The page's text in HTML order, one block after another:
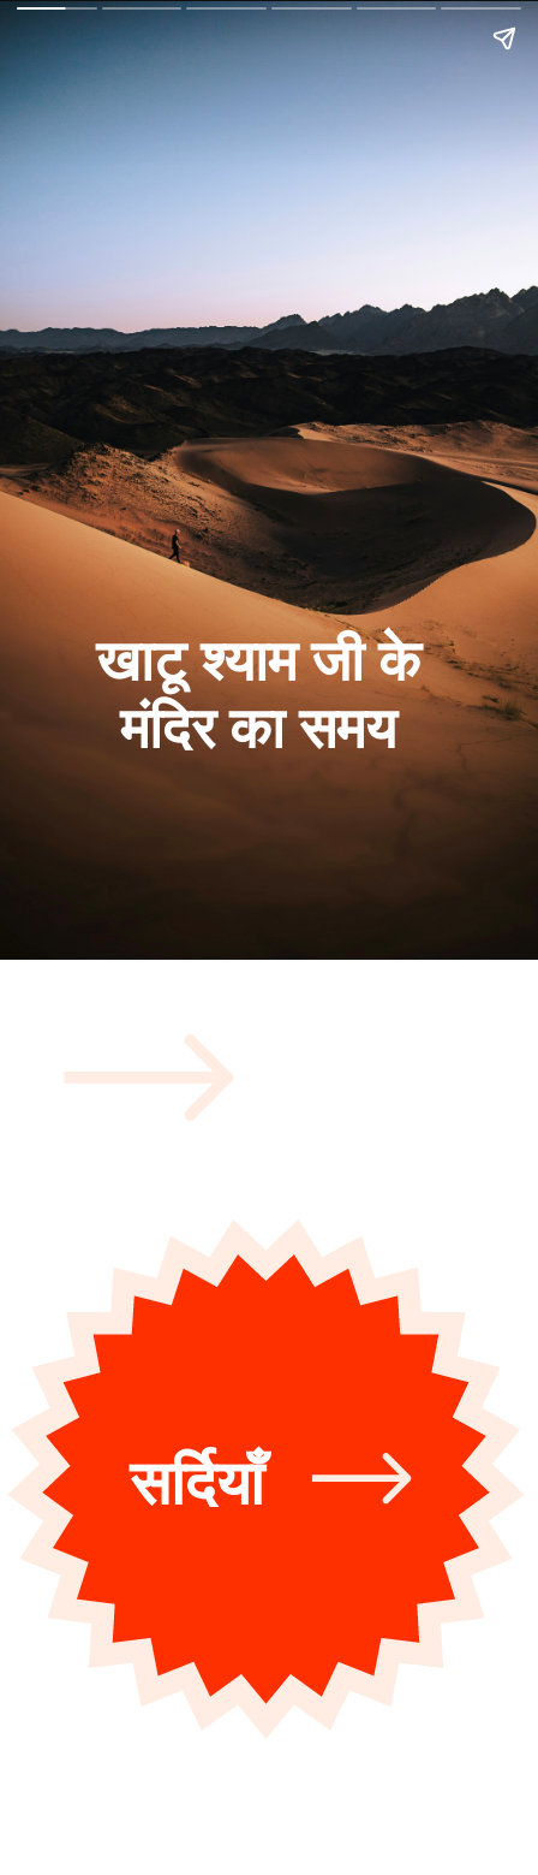
खाटू श्याम जी के
मंदिर का समय
सर्दियाँ